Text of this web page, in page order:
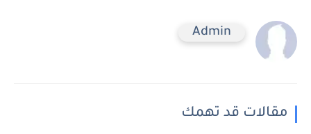
Admin
مقالات قد تهمك